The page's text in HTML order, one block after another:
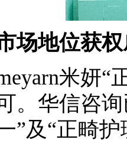
场地位获
米妍“正
。华信咨
”及“正畸